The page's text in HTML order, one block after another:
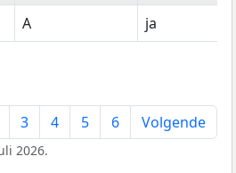
A ja
3 4 5 6 Volgende
2026.